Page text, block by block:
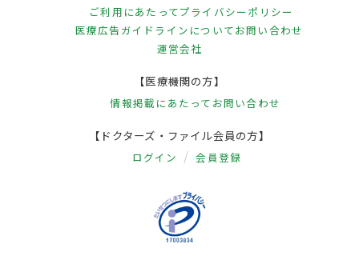
ご利用にあたってプライバシーポリシー
医療広告ガイドラインについてお問い合わせ
運営会社
【医療機関の方】
情報掲載にあたって お問い合わせ
【ドクターズ・ファイル会員の方】
ログイン 会員登録